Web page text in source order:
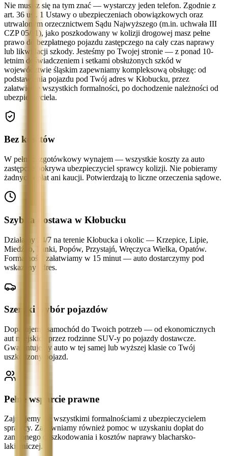
Nie musisz się na tym znać — wystarczy jeden telefon. Zgodnie z
art. 36 ust. 1 Ustawy o ubezpieczeniach obowiązkowych oraz
utrwalonym orzecznictwem Sądu Najwyższego (m.in. uchwała III
CZP 05/11), jako poszkodowany w kolizji drogowej masz pełne
prawo do bezpłatnego pojazdu zastępczego na cały czas naprawy
lub likwidacji szkody. Jesteśmy po Twojej stronie — z ponad 10-
letnim doświadczeniem i setkami obsłużonych szkód w
województwie śląskim zapewniamy kompleksową obsługę: od
podstawienia pojazdu pod Twój adres w Kłobucku, przez
załatwienie wszystkich formalności, po dochodzenie należności od
ubezpieczyciela.
Bez kosztów
W pełni bezgotówkowy wynajem — wszystkie koszty za auto
zastępcze pokrywa ubezpieczyciel sprawcy kolizji. Nie pobieramy
żadnych opłat ani kaucji. Potwierdzają to liczne orzeczenia sądowe.
Szybka dostawa w Kłobucku
Działamy 24/7 na terenie Kłobucka i okolic — Krzepice, Lipie,
Miedźno, Panki, Popów, Przystajń, Wręczyca Wielka, Opatów.
Formalności załatwiamy w 15 minut — auto dostarczymy pod
wskazany adres.
Szeroki wybór pojazdów
Dopasujemy samochód do Twoich potrzeb — od ekonomicznych
aut miejskich przez rodzinne SUV-y po pojazdy dostawcze.
Gwarantujemy auto w tej samej lub wyższej klasie co Twój
uszkodzony pojazd.
Pełne wsparcie prawne
Zajmujemy się wszystkimi formalnościami z ubezpieczycielem
sprawcy. Zapewniamy również pomoc w uzyskaniu dopłat do
zaniżonego odszkodowania i kosztów naprawy blacharsko-
lakierniczej.